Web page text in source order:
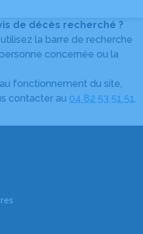
de décès recherché ?
la barre de recherche
concernée ou la
fonctionnement du site,
contacter au 04 82 53 51 51.